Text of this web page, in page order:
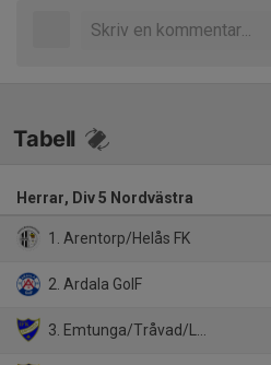
Tabell
Herrar, Div 5 Nordvästra
1. Arentorp/Helås FK
2. Ardala GoIF
3. Emtunga/Tråvad/Larv